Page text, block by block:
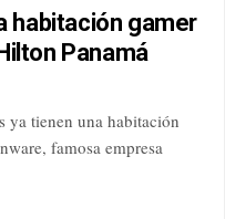
habitación gamer
Panamá
ya tienen una habitación
famosa empresa